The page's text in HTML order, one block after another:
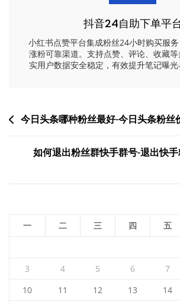
抖音24自助下单平
小红书点赞平台集成粉丝24小时购买服
涨粉可靠渠道。支持点赞、评论、收藏
实用户数据安全稳定，有效提升笔记曝光
文今日头条哪种粉丝最好-今日头条粉丝
如何退出粉丝群快手群号-退出快
一 二 三 四 五
3
4 5 6 7
10
11 12 13 14